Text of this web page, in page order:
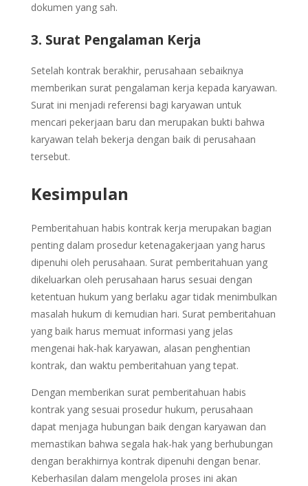
dokumen yang sah.
3. Surat Pengalaman Kerja
Setelah kontrak berakhir, perusahaan sebaiknya
memberikan surat pengalaman kerja kepada karyawan.
Surat ini menjadi referensi bagi karyawan untuk
mencari pekerjaan baru dan merupakan bukti bahwa
karyawan telah bekerja dengan baik di perusahaan
tersebut.
Kesimpulan
Pemberitahuan habis kontrak kerja merupakan bagian
penting dalam prosedur ketenagakerjaan yang harus
dipenuhi oleh perusahaan. Surat pemberitahuan yang
dikeluarkan oleh perusahaan harus sesuai dengan
ketentuan hukum yang berlaku agar tidak menimbulkan
masalah hukum di kemudian hari. Surat pemberitahuan
yang baik harus memuat informasi yang jelas
mengenai hak-hak karyawan, alasan penghentian
kontrak, dan waktu pemberitahuan yang tepat.
Dengan memberikan surat pemberitahuan habis
kontrak yang sesuai prosedur hukum, perusahaan
dapat menjaga hubungan baik dengan karyawan dan
memastikan bahwa segala hak-hak yang berhubungan
dengan berakhirnya kontrak dipenuhi dengan benar.
Keberhasilan dalam mengelola proses ini akan